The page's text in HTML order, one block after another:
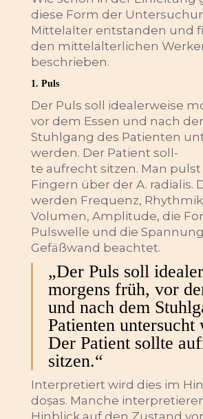
November 5, 2024
Darm &
Naturheilkundliche
diese Form der
Mittelalter entstanden und
den mittelalterlichen
beschrieben.
1. Puls
Der Puls soll idealerweise
vor dem Essen und nach
Stuhlgang des Patienten
werden. Der Patient soll-
te aufrecht sitzen. Man
Fingern über der A. radialis.
werden Frequenz,
Volumen, Amplitude, die
Pulswelle und die
Gefäßwand beachtet.
„Der Puls soll
morgens früh, vor
und nach dem
Patienten untersucht
Der Patient sollte
sitzen.“
Interpretiert wird dies im
doṣas. Manche